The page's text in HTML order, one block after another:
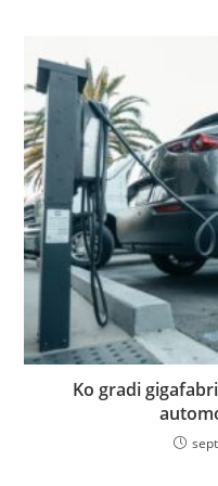
Ko gradi